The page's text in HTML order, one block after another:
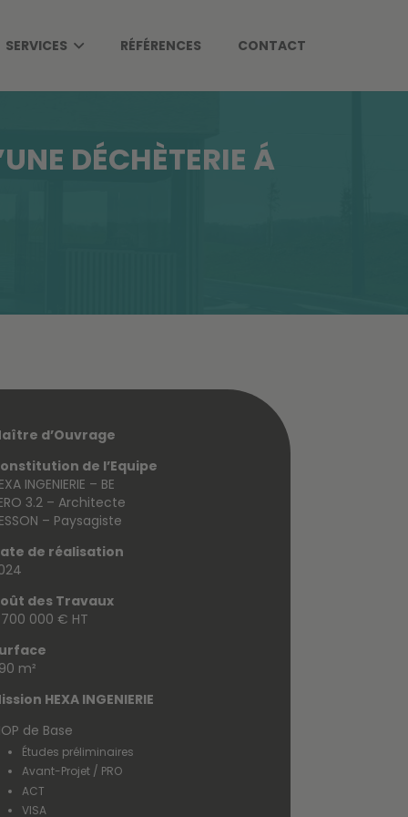
SERVICES RÉFÉRENCES CONTACT
DÉCHÈTERIE Á
d’Ouvrage
de l’Equipe
INGENIERIE – BE
3.2 – Architecte
– Paysagiste
de réalisation
des Travaux
000 € HT
m²
HEXA INGENIERIE
de Base
Études préliminaires
Avant-Projet / PRO
ACT
VISA